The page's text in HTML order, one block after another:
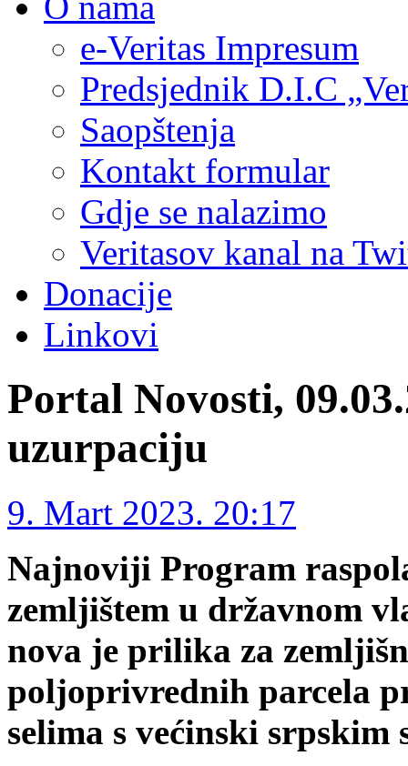
e-Veritas Impresum
Predsjednik D.I.C
Saopštenja
Kontakt formular
Gdje se nalazimo
Veritasov kanal na
Donacije
Linkovi
Portal Novosti,
uzurpaciju
9. Mart 2023. 20:17
Najnoviji Program
zemljištem u državnom
nova je prilika za
poljoprivrednih parcela
selima s većinski srpskim